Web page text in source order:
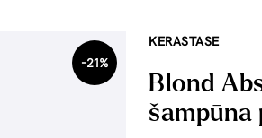
-21%
KERASTASE
Blond
šampūna